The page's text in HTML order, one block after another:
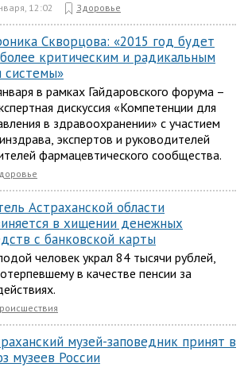
12:02 Здоровье
Скворцова: «2015 год будет
критическим и радикальным
системы»
в рамках Гайдаровского форума –
дискуссия «Компетенции для
в здравоохранении» с участием
экспертов и руководителей
фармацевтического сообщества.
Астраханской области
в хищении денежных
с банковской карты
человек украл 84 тысячи рублей,
в качестве пенсии за
музей-заповедник принят в
музеев России